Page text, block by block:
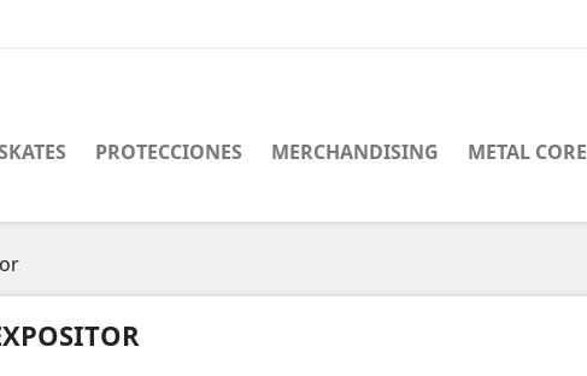
PROTECCIONES MERCHANDISING METAL CORE